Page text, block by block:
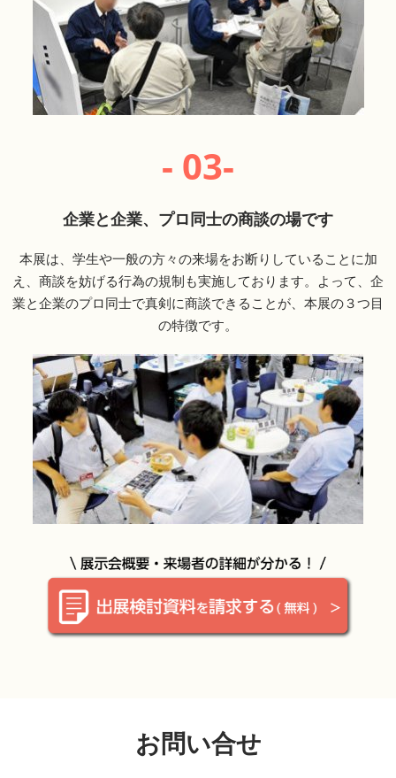
- 03-
企業と企業、プロ同士の商談の場です
本展は、学生や一般の方々の来場をお断りしていることに加
え、商談を妨げる行為の規制も実施しております。よって、企
業と企業のプロ同士で真剣に商談できることが、本展の３つ目
の特徴です。
お問い合せ